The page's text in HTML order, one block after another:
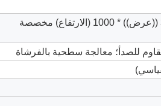
1400 ((طول) * 300 ((عرض)) * 1000 (الارتفاع) مخصصة